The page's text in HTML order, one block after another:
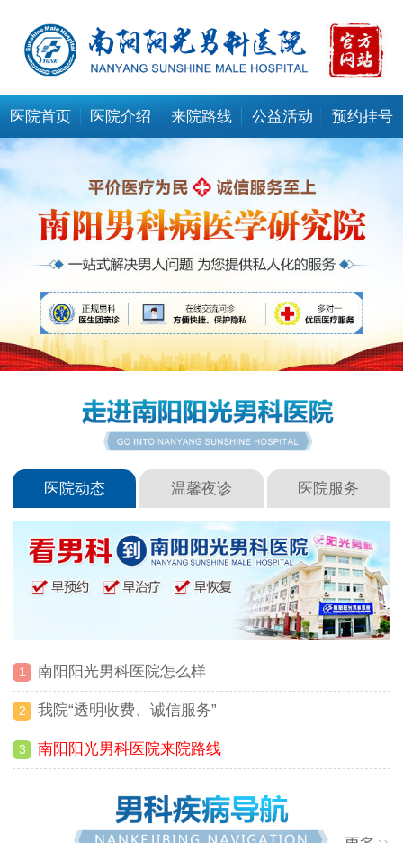
医院首页 医院介绍 来院路线 公益活动 预约挂号
医院动态 温馨夜诊 医院服务
1 南阳阳光男科医院怎么样
2 我院“透明收费、诚信服务”
3 南阳阳光男科医院来院路线